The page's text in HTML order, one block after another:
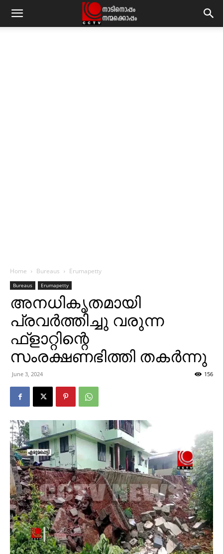
Home Bureaus Erumapetty
Bureaus Erumapetty
അനധികൃതമായി
പ്രവര്‍ത്തിച്ചു വരുന്ന
ഫ്‌ളാറ്റിന്റെ
സംരക്ഷണഭിത്തി തകര്‍ന്നു
June 3, 2024 156